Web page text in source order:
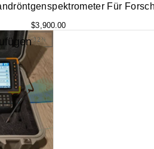
Für
$3,900.00
-32%